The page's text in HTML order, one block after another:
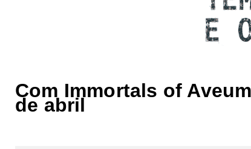
Com Immortals of
de abril